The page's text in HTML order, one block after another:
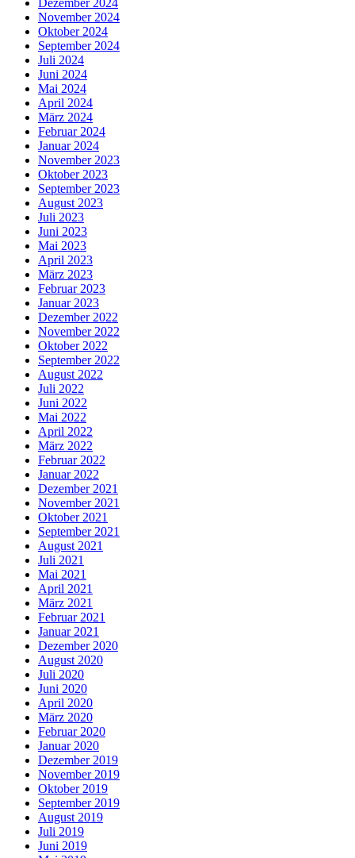
Dezember 2024
November 2024
Oktober 2024
September 2024
Juli 2024
Juni 2024
Mai 2024
April 2024
März 2024
Februar 2024
Januar 2024
November 2023
Oktober 2023
September 2023
August 2023
Juli 2023
Juni 2023
Mai 2023
April 2023
März 2023
Februar 2023
Januar 2023
Dezember 2022
November 2022
Oktober 2022
September 2022
August 2022
Juli 2022
Juni 2022
Mai 2022
April 2022
März 2022
Februar 2022
Januar 2022
Dezember 2021
November 2021
Oktober 2021
September 2021
August 2021
Juli 2021
Mai 2021
April 2021
März 2021
Februar 2021
Januar 2021
Dezember 2020
August 2020
Juli 2020
Juni 2020
April 2020
März 2020
Februar 2020
Januar 2020
Dezember 2019
November 2019
Oktober 2019
September 2019
August 2019
Juli 2019
Juni 2019